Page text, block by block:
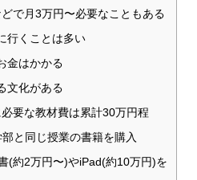
で月3万円〜必要なこともある
行くことは多い
金はかかる
文化がある
要な教材費は累計30万円程
と同じ授業の書籍を購入
(約2万円〜)やiPad(約10万円)を